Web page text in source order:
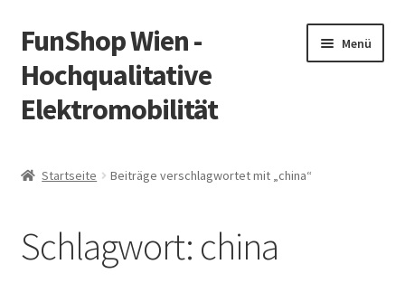
Zur
Navigation
springen
Zum
Inhalt
springen
FunShop Wien -
Hochqualitative
Elektromobilität
Menü
Vorsicht Internetbetrug
Startseite Beiträge verschlagwortet mit „china“
Schlagwort: china